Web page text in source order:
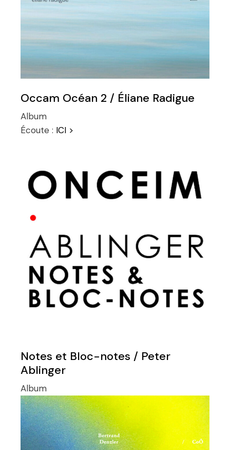
Occam Océan 2 / Éliane Radigue
Album
Écoute : ICI >
Notes et Bloc-notes / Peter
Ablinger
Album